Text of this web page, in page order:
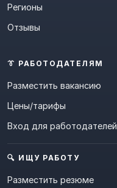
Регионы
Отзывы
👔 РАБОТОДАТЕЛЯМ
Разместить вакансию
Цены/тарифы
Вход для работодателей
🔍 ИЩУ РАБОТУ
Разместить резюме